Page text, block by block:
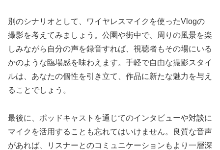
別のシナリオとして、ワイヤレスマイクを使ったVlogの
撮影を考えてみましょう。公園や街中で、周りの風景を楽
しみながら自分の声を録音すれば、視聴者もその場にいる
かのような臨場感を味わえます。手軽で自由な撮影スタイ
ルは、あなたの個性を引き立て、作品に新たな魅力を与え
ることでしょう。
最後に、ポッドキャストを通じてのインタビューや対談に
マイクを活用することも忘れてはいけません。良質な音声
があれば、リスナーとのコミュニケーションもより一層深